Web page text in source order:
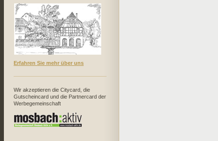
Erfahren Sie mehr über uns
Wir akzeptieren die Citycard, die
Gutscheincard und die Partnercard der
Werbegemeinschaft